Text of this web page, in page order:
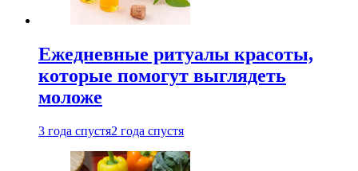
Ежедневные ритуалы красоты,
которые помогут выглядеть
моложе
3 года спустя2 года спустя